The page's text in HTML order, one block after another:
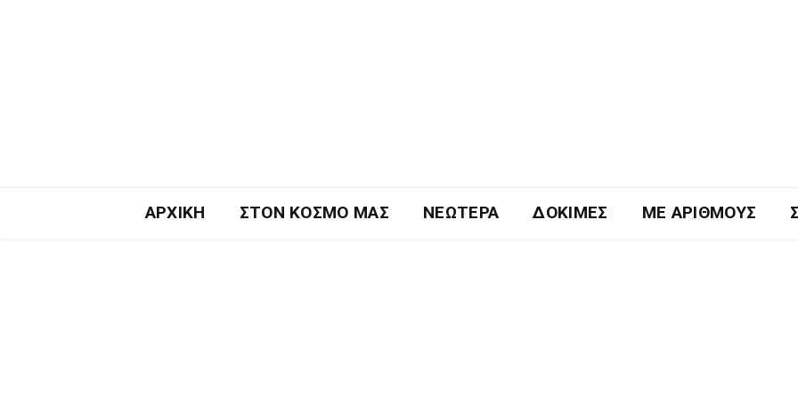
ΑΡΧΙΚΉ ΣΤΟΝ ΚΌΣΜΟ ΜΑΣ ΝΕΏΤΕΡΑ ΔΟΚΙΜΈΣ ΜΕ ΑΡΙΘΜΟΎΣ